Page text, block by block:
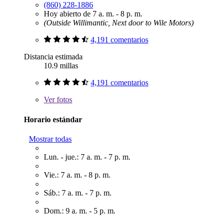
(860) 228-1886
Hoy abierto de 7 a. m. - 8 p. m.
(Outside Willimantic, Next door to Wile Motors)
4,191 comentarios
Distancia estimada
10.9 millas
4,191 comentarios
Verfotos
Horario estándar
Mostrar todas
Lun. - jue.: 7 a. m. - 7 p. m.
Vie.: 7 a. m. - 8 p. m.
Sáb.: 7 a. m. - 7 p. m.
Dom.: 9 a. m. - 5 p. m.